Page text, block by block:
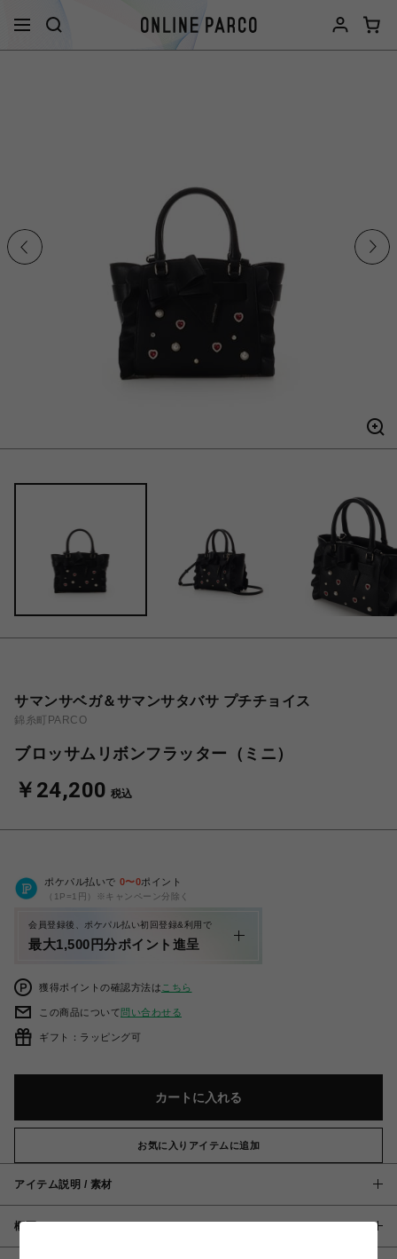
サマンサベガ＆サマンサタバサ プチチョイス
錦糸町PARCO
ブロッサムリボンフラッター（ミニ）
￥24,200 税込
ポケパル払いで 0〜0ポイント
（1P=1円）※キャンペーン分除く
会員登録後、ポケパル払い初回登録&利用で
最大1,500円分ポイント進呈
獲得ポイントの確認方法は こちら
この商品について問い合わせる
ギフト：ラッピング可
カートに入れる
お気に入りアイテムに追加
アイテム説明 / 素材
概要